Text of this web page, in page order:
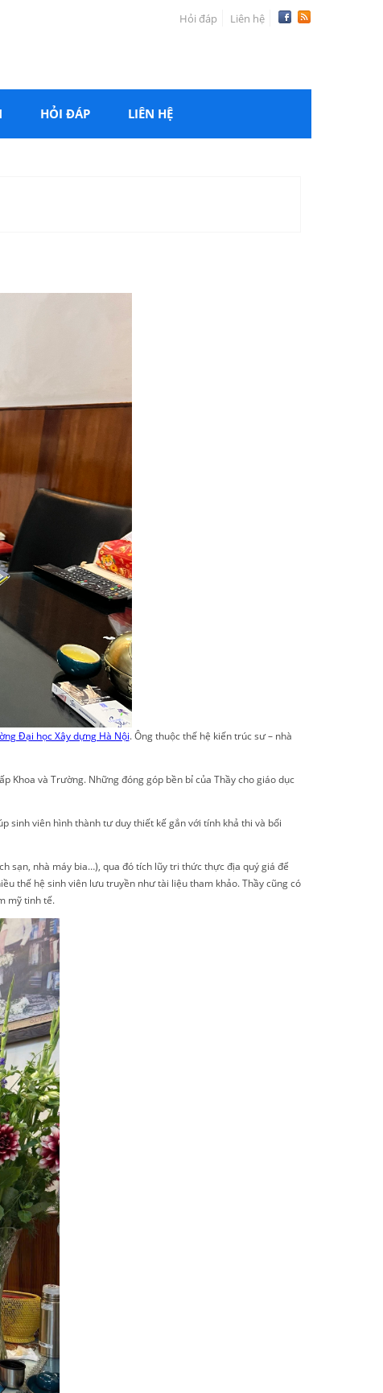
Hỏi đáp Liên hệ
HỎI ĐÁP LIÊN HỆ
Đại học Xây dựng Hà Nội. Ông thuộc thế hệ kiến trúc sư – nhà
Khoa và Trường. Những đóng góp bền bỉ của Thầy cho giáo dục
sinh viên hình thành tư duy thiết kế gắn với tính khả thi và bối
sạn, nhà máy bia…), qua đó tích lũy tri thức thực địa quý giá để
thế hệ sinh viên lưu truyền như tài liệu tham khảo. Thầy cũng có
mỹ tinh tế.